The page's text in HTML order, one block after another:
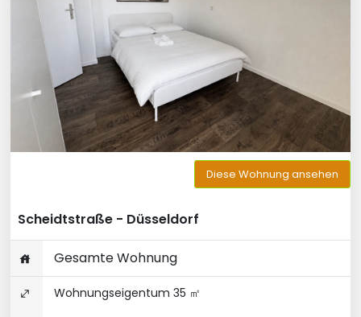
Diese Wohnung ansehen
Scheidtstraße - Düsseldorf
Gesamte Wohnung
Wohnungseigentum 35 ㎡